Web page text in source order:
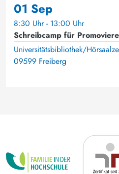
01 Sep
8:30 Uhr - 13:00 Uhr
Schreibcamp für
Universitätsbibliothek/
09599 Freiberg